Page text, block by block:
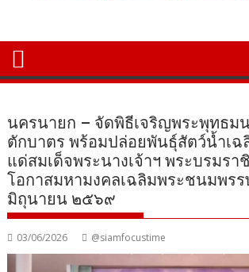
นครนายก – จัดพิธีเจริญพระพุทธม
ตักบาตร พร้อมปล่อยพันธุ์สัตว์น้ำเฉ
แด่สมเด็จพระนางเจ้าฯ พระบรมรา
โอกาสมหามงคลเฉลิมพระชนมพร
มิถุนายน ๒๕๖๙
03/06/2026 @siamfocustime